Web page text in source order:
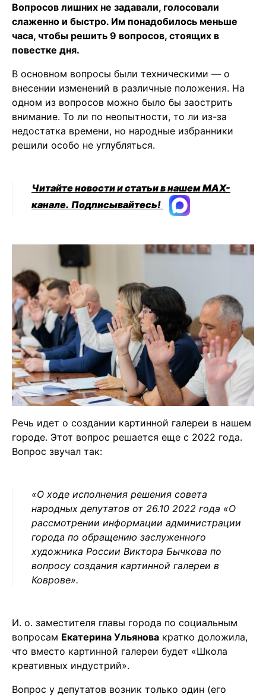
Вопросов лишних не задавали, голосовали
слаженно и быстро. Им понадобилось меньше
часа, чтобы решить 9 вопросов, стоящих в
повестке дня.
В основном вопросы были техническими — о
внесении изменений в различные положения. На
одном из вопросов можно было бы заострить
внимание. То ли по неопытности, то ли из-за
недостатка времени, но народные избранники
решили особо не углубляться.
Читайте новости и статьи в нашем MAX-
канале. Подписывайтесь!
Речь идет о создании картинной галереи в нашем
городе. Этот вопрос решается еще с 2022 года.
Вопрос звучал так:
«О ходе исполнения решения совета
народных депутатов от 26.10 2022 года «О
рассмотрении информации администрации
города по обращению заслуженного
художника России Виктора Бычкова по
вопросу создания картинной галереи в
Коврове».
И. о. заместителя главы города по социальным
вопросам Екатерина Ульянова кратко доложила,
что вместо картинной галереи будет «Школа
креативных индустрий».
Вопрос у депутатов возник только один (его